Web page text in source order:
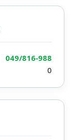
049/816-988
0